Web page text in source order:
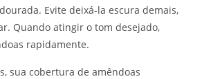
Evite deixá-la escura demais,
Quando atingir o tom desejado,
rapidamente.
sua cobertura de amêndoas